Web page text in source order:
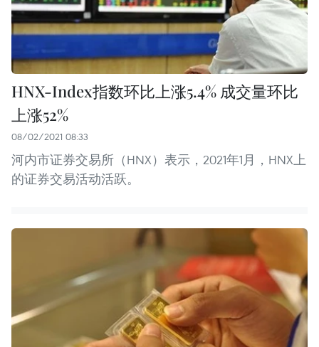
HNX-Index指数环比上涨5.4% 成交量环比
上涨52%
08/02/2021 08:33
河内市证券交易所（HNX）表示，2021年1月，HNX上
的证券交易活动活跃。